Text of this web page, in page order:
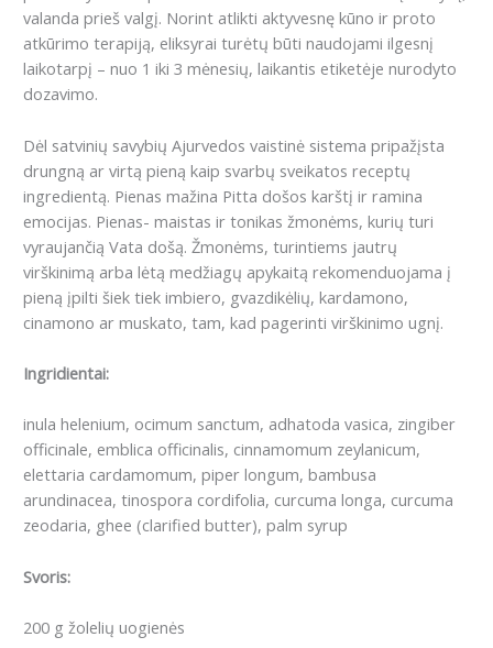
valanda prieš valgį. Norint atlikti aktyvesnę kūno ir proto
atkūrimo terapiją, eliksyrai turėtų būti naudojami ilgesnį
laikotarpį – nuo 1 iki 3 mėnesių, laikantis etiketėje nurodyto
dozavimo.
Dėl satvinių savybių Ajurvedos vaistinė sistema pripažįsta
drungną ar virtą pieną kaip svarbų sveikatos receptų
ingredientą. Pienas mažina Pitta došos karštį ir ramina
emocijas. Pienas- maistas ir tonikas žmonėms, kurių turi
vyraujančią Vata došą. Žmonėms, turintiems jautrų
virškinimą arba lėtą medžiagų apykaitą rekomenduojama į
pieną įpilti šiek tiek imbiero, gvazdikėlių, kardamono,
cinamono ar muskato, tam, kad pagerinti virškinimo ugnį.
Ingridientai:
inula helenium, ocimum sanctum, adhatoda vasica, zingiber
officinale, emblica officinalis, cinnamomum zeylanicum,
elettaria cardamomum, piper longum, bambusa
arundinacea, tinospora cordifolia, curcuma longa, curcuma
zeodaria, ghee (clarified butter), palm syrup
Svoris:
200 g žolelių uogienės